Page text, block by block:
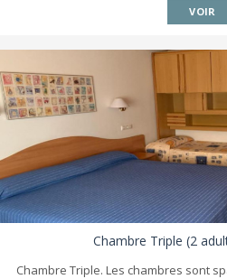
VOIR
Chambre Triple (2
Chambre Triple. Les chambres sont